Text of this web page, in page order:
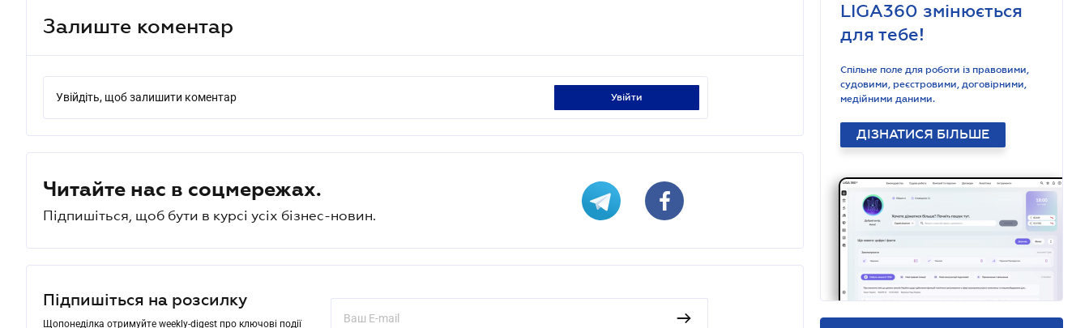
Залиште коментар
Увійдіть, щоб залишити коментар увійти
Читайте нас в соцмережах.
Підпишіться, щоб бути в курсі усіх бізнес-новин.
Підпишіться на розсилку
Щопонеділка отримуйте weekly-digest про ключові події
LIGA360 змінюється
для тебе!
Спільне поле для роботи із правовими,
судовими, реєстровими, договірними,
медійними даними.
ДІЗНАТИСЯ БІЛЬШЕ